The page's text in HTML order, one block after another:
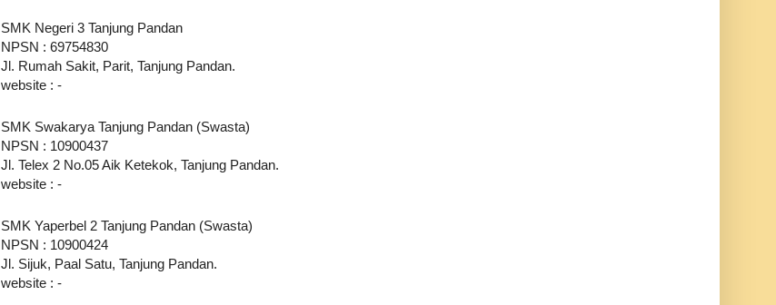
SMK Negeri 3 Tanjung Pandan
NPSN : 69754830
Jl. Rumah Sakit, Parit, Tanjung Pandan.
website : -
SMK Swakarya Tanjung Pandan (Swasta)
NPSN : 10900437
Jl. Telex 2 No.05 Aik Ketekok, Tanjung Pandan.
website : -
SMK Yaperbel 2 Tanjung Pandan (Swasta)
NPSN : 10900424
Jl. Sijuk, Paal Satu, Tanjung Pandan.
website : -